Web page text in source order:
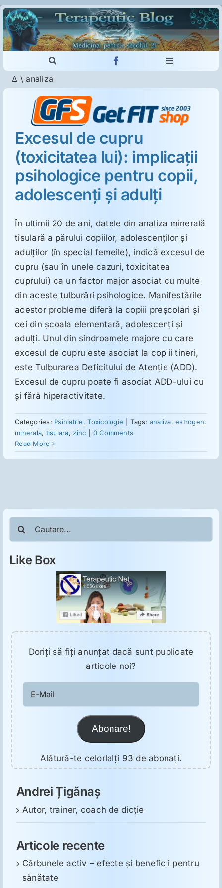
Skip
to
content
Toggle
Navigation
Cautare...
Toggle
Imunologie
Dermatologie
Psihiatrie
Neurologie
Intoleranţa la gluten
Suplimente
Reumatologie
Ginecologie
Mesajele lui Reichelt
Dietă
LDN
ORL
Toxicologie
Antipsihiatrie
Psihoterapie
Antropologie
Proză utilă
Δ \ analiza
Excesul de cupru
(toxicitatea lui): implicaţii
psihologice pentru copii,
adolescenţi şi adulţi
În ultimii 20 de ani, datele din analiza minerală
tisulară a părului copiilor, adolescenţilor şi
adulţilor (în special femeile), indică excesul de
cupru (sau în unele cazuri, toxicitatea
cuprului) ca un factor major asociat cu multe
din aceste tulburări psihologice. Manifestările
acestor probleme diferă la copiii preşcolari şi
cei din şcoala elementară, adolescenţi şi
adulţi. Unul din sindroamele majore cu care
excesul de cupru este asociat la copiii tineri,
este Tulburarea Deficitului de Atenţie (ADD).
Excesul de cupru poate fi asociat ADD-ului cu
şi fără hiperactivitate.
Categories: Psihiatrie,Toxicologie Tags: analiza,estrogen,
minerala, tisulara, zinc
0 Comments
Read More
Cautare...
Like Box
Doriţi să fiţi anunţat dacă sunt publicate
articole noi?
Mail
Abonare!
Alătură-te celorlalți 93 de abonați.
Andrei Țigănaș
Autor, trainer, coach de dicție
Articole recente
Cărbunele activ – efecte și beneficii pentru
sănătate